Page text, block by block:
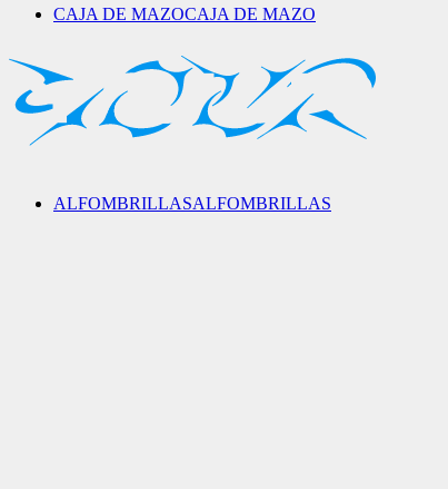
CAJA DE MAZOCAJA DE MAZO
ALFOMBRILLASALFOMBRILLAS